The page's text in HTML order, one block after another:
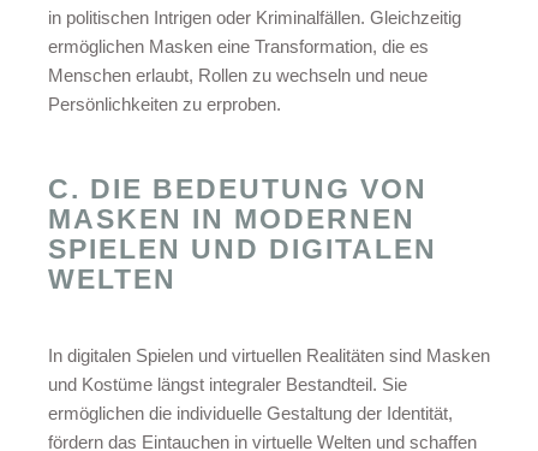
in politischen Intrigen oder Kriminalfällen. Gleichzeitig
ermöglichen Masken eine Transformation, die es
Menschen erlaubt, Rollen zu wechseln und neue
Persönlichkeiten zu erproben.
C. DIE BEDEUTUNG VON
MASKEN IN MODERNEN
SPIELEN UND DIGITALEN
WELTEN
In digitalen Spielen und virtuellen Realitäten sind Masken
und Kostüme längst integraler Bestandteil. Sie
ermöglichen die individuelle Gestaltung der Identität,
fördern das Eintauchen in virtuelle Welten und schaffen